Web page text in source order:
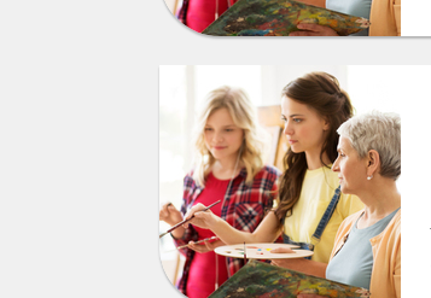
Hudiksvall
Hultsfred
Hunnebostrand
Huskvarna
Hyltebruk